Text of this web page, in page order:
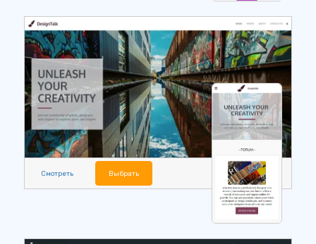
Смотреть Выбрать